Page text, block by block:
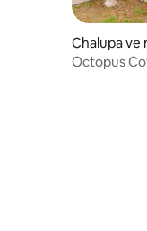
Chalupa ve
Octopus